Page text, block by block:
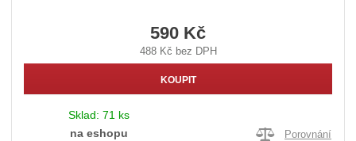
590 Kč
488 Kč bez DPH
KOUPIT
Sklad: 71 ks
na eshopu
Porovnání